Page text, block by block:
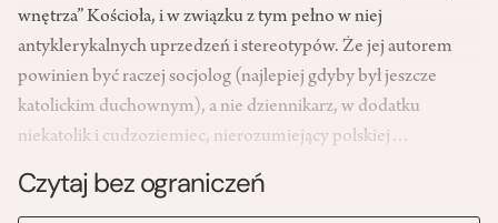
wnętrza” Kościoła, i w związku z tym pełno w niej
antyklerykalnych uprzedzeń i stereotypów. Że jej autorem
powinien być raczej socjolog (najlepiej gdyby był jeszcze
katolickim duchownym), a nie dziennikarz, w dodatku
niekatolik i cudzoziemiec, nierozumiejący polskiej…
Czytaj bez ograniczeń